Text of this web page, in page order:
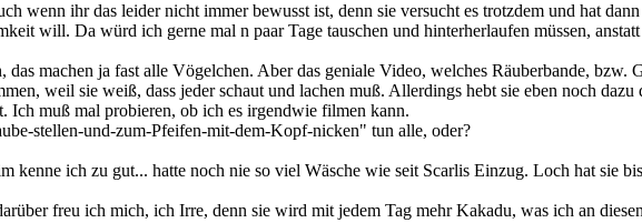
wenn ihr das leider nicht immer bewusst ist, denn sie versucht es trotzdem und hat
will. Da würd ich gerne mal n paar Tage tauschen und hinterherlaufen müssen,
machen ja fast alle Vögelchen. Aber das geniale Video, welches Räuberbande,
weil sie weiß, dass jeder schaut und lachen muß. Allerdings hebt sie eben noch
Ich muß mal probieren, ob ich es irgendwie filmen kann.
stellen-und-zum-Pfeifen-mit-dem-Kopf-nicken" tun alle, oder?
kenne ich zu gut... hatte noch nie so viel Wäsche wie seit Scarlis Einzug. Loch hat sie
freu ich mich, ich Irre, denn sie wird mit jedem Tag mehr Kakadu, was ich an